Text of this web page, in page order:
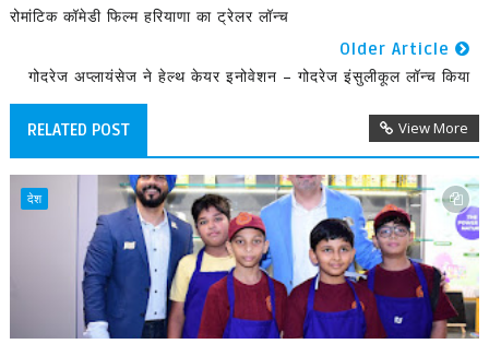
रोमांटिक कॉमेडी फिल्म हरियाणा का ट्रेलर लॉन्च
Older Article
गोदरेज अप्लायंसेज ने हेल्थ केयर इनोवेशन – गोदरेज इंसुलीकूल लॉन्च किया
RELATED POST View More
देश